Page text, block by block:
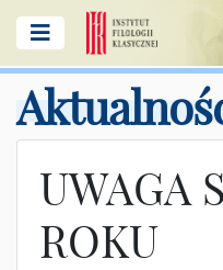
UWAGA
ROKU